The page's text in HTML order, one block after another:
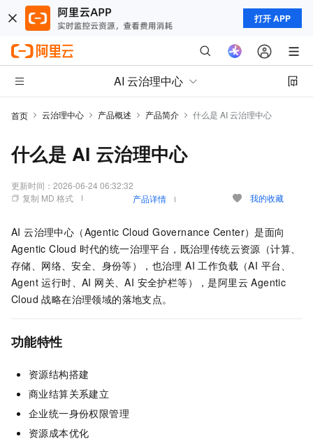
打开 APP
AI 云治理中心
首页 云治理中心 产品概述 产品简介 什么是 AI 云治理中心
什么是 AI 云治理中心
更新时间： 2026-06-24 06:32:32
复制 MD 格式
产品详情 我的收藏
AI 云治理中心（Agentic Cloud Governance Center）是面向
Agentic Cloud 时代的统一治理平台，既治理传统云资源（计算、
存储、网络、安全、身份等），也治理 AI 工作负载（AI 平台、
Agent 运行时、AI 网关、AI 安全护栏等），是阿里云 Agentic
Cloud 战略在治理领域的落地支点。
功能特性
资源结构搭建
商业结算关系建立
企业统一身份权限管理
资源成本优化